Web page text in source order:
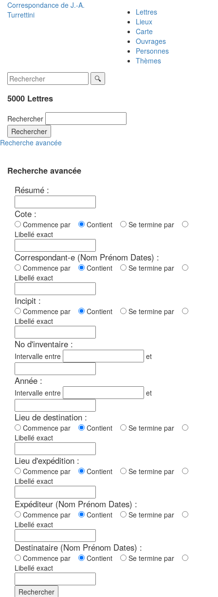
Correspondance de J.-A.
Turrettini
Lettres
Lieux
Carte
Ouvrages
Personnes
Thèmes
5000 Lettres
Rechercher
Rechercher
Recherche avancée
Recherche avancée
Résumé :
Cote :
Commence par Contient
Se termine par
Libellé exact
Correspondant-e (Nom Prénom Dates) :
Commence par Contient
Se termine par
Libellé exact
Incipit :
Commence par Contient
Se termine par
Libellé exact
No d'inventaire :
Intervalle entre et
Année :
Intervalle entre et
Lieu de destination :
Commence par Contient
Se termine par
Libellé exact
Lieu d'expédition :
Commence par Contient
Se termine par
Libellé exact
Expéditeur (Nom Prénom Dates) :
Commence par Contient
Se termine par
Libellé exact
Destinataire (Nom Prénom Dates) :
Commence par Contient
Se termine par
Libellé exact
Rechercher